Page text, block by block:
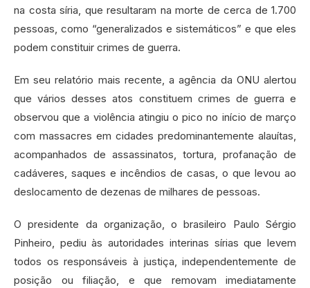
na costa síria, que resultaram na morte de cerca de 1.700
pessoas, como “generalizados e sistemáticos” e que eles
podem constituir crimes de guerra.
Em seu relatório mais recente, a agência da ONU alertou
que vários desses atos constituem crimes de guerra e
observou que a violência atingiu o pico no início de março
com massacres em cidades predominantemente alauítas,
acompanhados de assassinatos, tortura, profanação de
cadáveres, saques e incêndios de casas, o que levou ao
deslocamento de dezenas de milhares de pessoas.
O presidente da organização, o brasileiro Paulo Sérgio
Pinheiro, pediu às autoridades interinas sírias que levem
todos os responsáveis à justiça, independentemente de
posição ou filiação, e que removam imediatamente